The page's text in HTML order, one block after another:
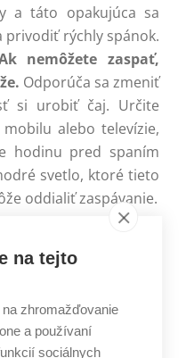
a táto opakujúca sa
rýchly spánok.
nemôžete zaspať,
Odporúča sa zmeniť
si urobiť čaj. Určite
alebo televízie,
hodinu pred spaním
svetlo, ktoré tieto
oddialiť zaspávanie.
na tejto
zhromažďovanie
a používaní
sociálnych